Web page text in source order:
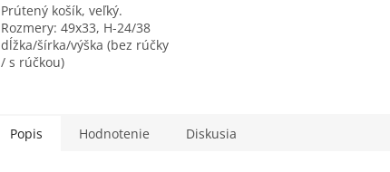
Prútený košík, veľký.
Rozmery: 49x33, H-24/38
dĺžka/šírka/výška (bez rúčky
/ s rúčkou)
Popis Hodnotenie Diskusia